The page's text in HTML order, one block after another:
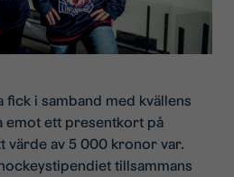
fick i samband med kvällens
emot ett presentkort på
värde av 5 000 kronor var.
tillsammans